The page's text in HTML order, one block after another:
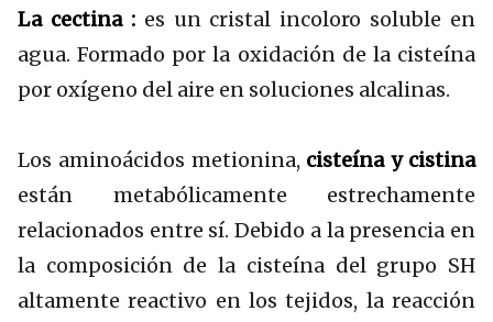
La cectina :es un cristal incoloro soluble en
agua. Formado por la oxidación de la cisteína
por oxígeno del aire en soluciones alcalinas.
Los aminoácidos metionina, cisteína y cistina
están metabólicamente estrechamente
relacionados entre sí. Debido a la presencia en
la composición de la cisteína del grupo SH
altamente reactivo en los tejidos, la reacción